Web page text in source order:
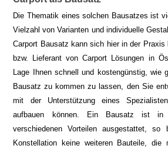
Die Thematik eines solchen Bausatzes ist
Vielzahl von Varianten und individuelle
Carport Bausatz kann sich hier in der Praxis
bzw. Lieferant von Carport Lösungen in
Lage Ihnen schnell und kostengünstig, wie
Bausatz zu kommen zu lassen, den Sie
mit der Unterstützung eines
aufbauen können. Ein Bausatz ist in
verschiedenen Vorteilen ausgestattet,
Konstellation keine weiteren Bauteile, die